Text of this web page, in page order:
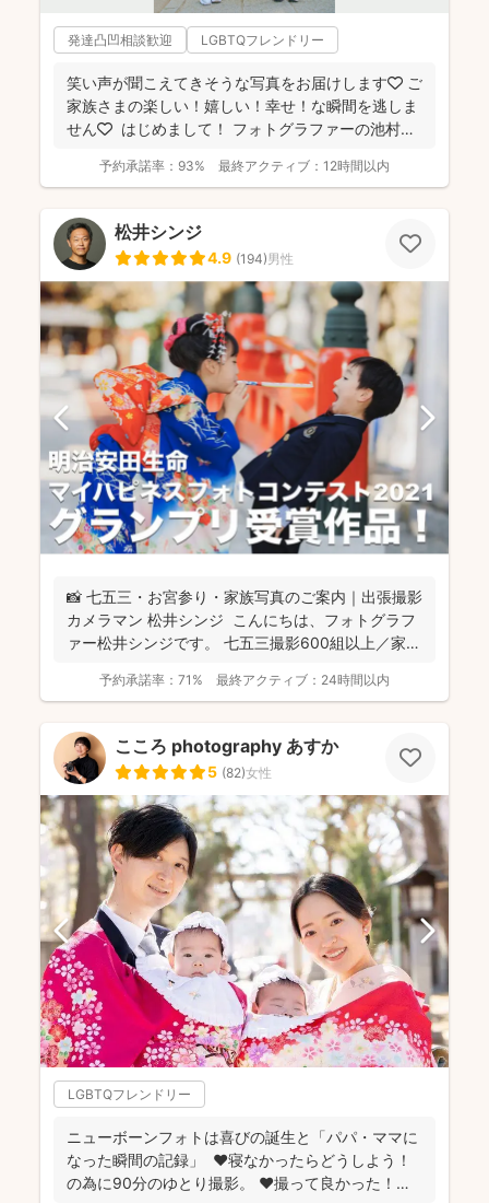
発達凸凹相談歓迎 LGBTQフレンドリー
笑い声が聞こえてきそうな写真をお届けします🧡 ご
家族さまの楽しい！嬉しい！幸せ！な瞬間を逃しま
せん🧡 ⁡ はじめまして！ フォトグラファーの池村
予約承諾率： 93% 最終アクティブ： 12時間以内
松井シンジ
4.9 (194)男性
📸 七五三・お宮参り・家族写真のご案内｜出張撮影
カメラマン 松井シンジ こんにちは、フォトグラフ
ァー松井シンジです。 七五三撮影600組以上／家
予約承諾率： 71% 最終アクティブ： 24時間以内
こころ photography あすか
5 (82)女性
LGBTQフレンドリー
ニューボーンフォトは喜びの誕生と「パパ・ママに
なった瞬間の記録」 ❤️寝なかったらどうしよう！
の為に90分のゆとり撮影。 ❤️撮って良かった！未